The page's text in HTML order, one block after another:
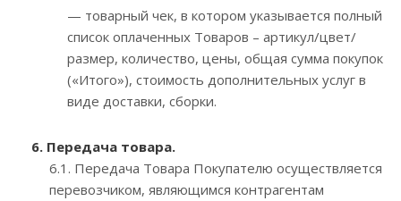
— товарный чек, в котором указывается полный
список оплаченных Товаров – артикул/цвет/
размер, количество, цены, общая сумма покупок
(«Итого»), стоимость дополнительных услуг в
виде доставки, сборки.
6. Передача товара.
6.1. Передача Товара Покупателю осуществляется
перевозчиком, являющимся контрагентам